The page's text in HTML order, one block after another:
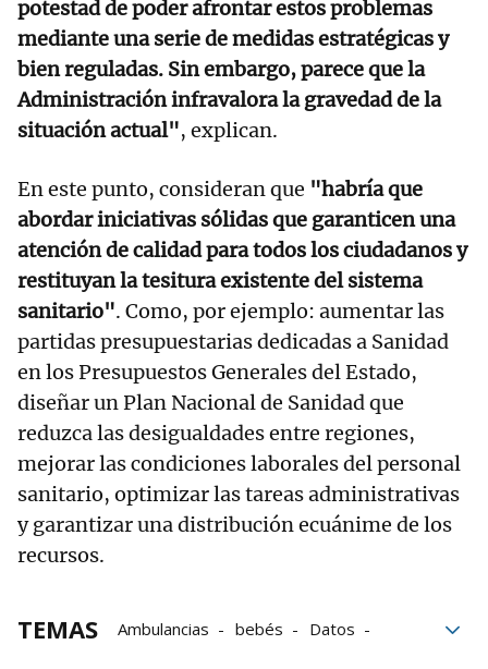
potestad de poder afrontar estos problemas
mediante una serie de medidas estratégicas y
bien reguladas. Sin embargo, parece que la
Administración infravalora la gravedad de la
situación actual", explican.
En este punto, consideran que "habría que
abordar iniciativas sólidas que garanticen una
atención de calidad para todos los ciudadanos y
restituyan la tesitura existente del sistema
sanitario". Como, por ejemplo: aumentar las
partidas presupuestarias dedicadas a Sanidad
en los Presupuestos Generales del Estado,
diseñar un Plan Nacional de Sanidad que
reduzca las desigualdades entre regiones,
mejorar las condiciones laborales del personal
sanitario, optimizar las tareas administrativas
y garantizar una distribución ecuánime de los
recursos.
TEMAS Ambulancias bebés
Datos